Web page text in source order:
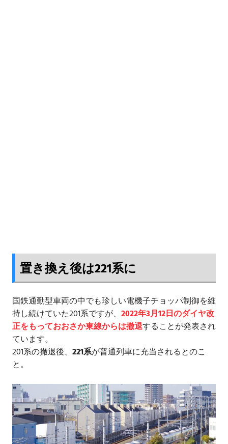
置き換え後は221系に
国鉄通勤型車両の中でも珍しい電機子チョッパ制御を維
持し続けていた201系ですが、 2022年3月12日のダイヤ改
正をもっておおさか東線からは撤退することが発表され
ています。
201系の撤退後、 221系が普通列車に充当されるとのこ
と。